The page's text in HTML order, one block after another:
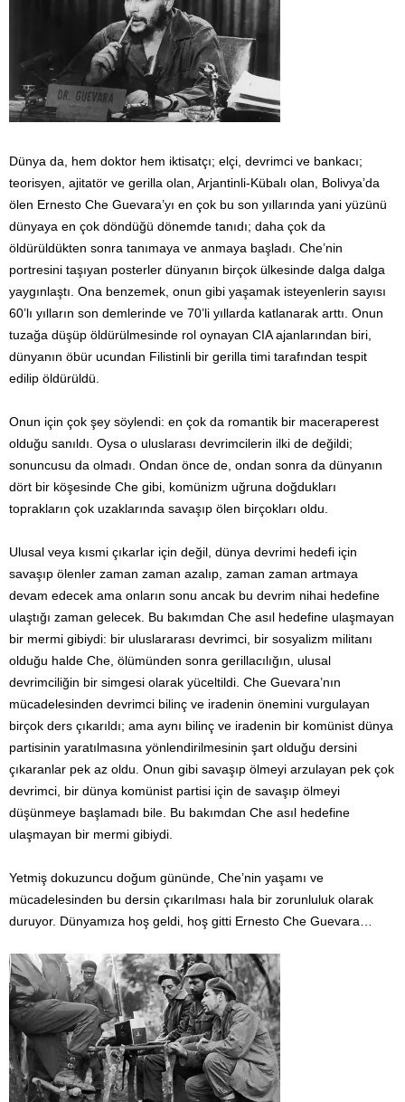
Dünya da, hem doktor hem iktisatçı; elçi, devrimci ve bankacı;
teorisyen, ajitatör ve gerilla olan, Arjantinli-Kübalı olan, Bolivya’da
ölen Ernesto Che Guevara’yı en çok bu son yıllarında yani yüzünü
dünyaya en çok döndüğü dönemde tanıdı; daha çok da
öldürüldükten sonra tanımaya ve anmaya başladı. Che’nin
portresini taşıyan posterler dünyanın birçok ülkesinde dalga dalga
yaygınlaştı. Ona benzemek, onun gibi yaşamak isteyenlerin sayısı
60’lı yılların son demlerinde ve 70’li yıllarda katlanarak arttı. Onun
tuzağa düşüp öldürülmesinde rol oynayan CIA ajanlarından biri,
dünyanın öbür ucundan Filistinli bir gerilla timi tarafından tespit
edilip öldürüldü.
Onun için çok şey söylendi: en çok da romantik bir maceraperest
olduğu sanıldı. Oysa o uluslarası devrimcilerin ilki de değildi;
sonuncusu da olmadı. Ondan önce de, ondan sonra da dünyanın
dört bir köşesinde Che gibi, komünizm uğruna doğdukları
toprakların çok uzaklarında savaşıp ölen birçokları oldu.
Ulusal veya kısmi çıkarlar için değil, dünya devrimi hedefi için
savaşıp ölenler zaman zaman azalıp, zaman zaman artmaya
devam edecek ama onların sonu ancak bu devrim nihai hedefine
ulaştığı zaman gelecek. Bu bakımdan Che asıl hedefine ulaşmayan
bir mermi gibiydi: bir uluslararası devrimci, bir sosyalizm militanı
olduğu halde Che, ölümünden sonra gerillacılığın, ulusal
devrimciliğin bir simgesi olarak yüceltildi. Che Guevara’nın
mücadelesinden devrimci bilinç ve iradenin önemini vurgulayan
birçok ders çıkarıldı; ama aynı bilinç ve iradenin bir komünist dünya
partisinin yaratılmasına yönlendirilmesinin şart olduğu dersini
çıkaranlar pek az oldu. Onun gibi savaşıp ölmeyi arzulayan pek çok
devrimci, bir dünya komünist partisi için de savaşıp ölmeyi
düşünmeye başlamadı bile. Bu bakımdan Che asıl hedefine
ulaşmayan bir mermi gibiydi.
Yetmiş dokuzuncu doğum gününde, Che’nin yaşamı ve
mücadelesinden bu dersin çıkarılması hala bir zorunluluk olarak
duruyor. Dünyamıza hoş geldi, hoş gitti Ernesto Che Guevara…